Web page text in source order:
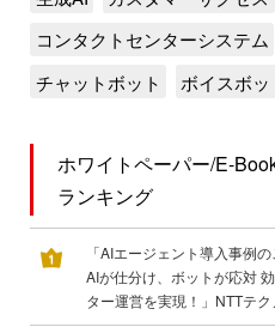
コンタクトセンターシステム
チャットボット
ボイスボッ
ホワイトペーパー/E-
ランキング
「AIエージェント導入事例
AIが仕分け、ボットが応対
ター運営を実現！」NTTテク